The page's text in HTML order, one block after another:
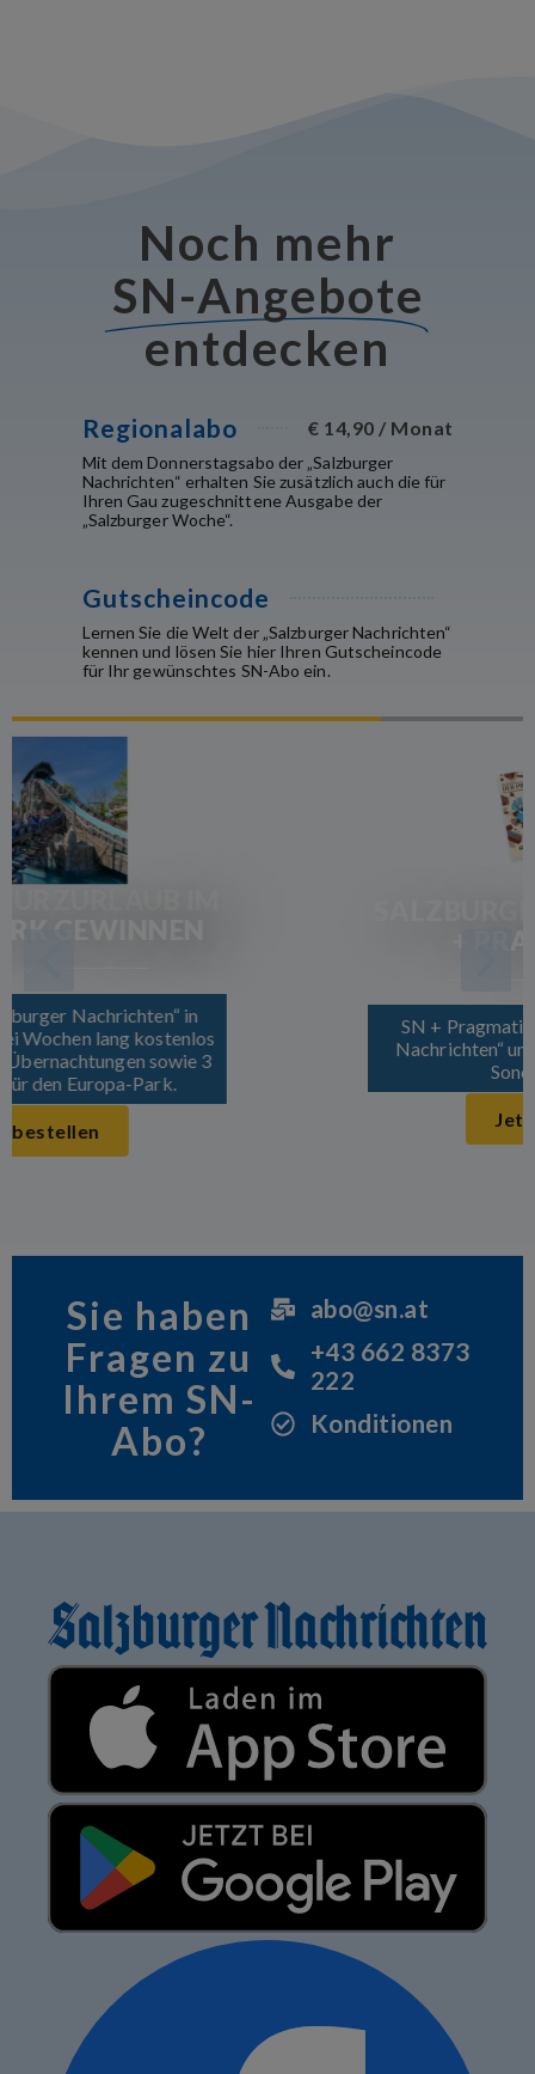
Noch mehr
SN-Angebote
entdecken
Regionalabo € 14,90 / Monat
Mit dem Donnerstagsabo der „Salzburger
Nachrichten“ erhalten Sie zusätzlich auch die für
Ihren Gau zugeschnittene Ausgabe der
„Salzburger Woche“.
Gutscheincode
Lernen Sie die Welt der „Salzburger Nachrichten“
kennen und lösen Sie hier Ihren Gutscheincode
für Ihr gewünschtes SN-Abo ein.
SN + Pragmaticus Jetzt die „Salzburger
Nachrichten“ und den „Pragmaticus“ zum
Sonderpreis lesen.
Sie haben
Fragen zu
Ihrem SN-
Abo?
abo@sn.at
+43 662 8373
222
Konditionen